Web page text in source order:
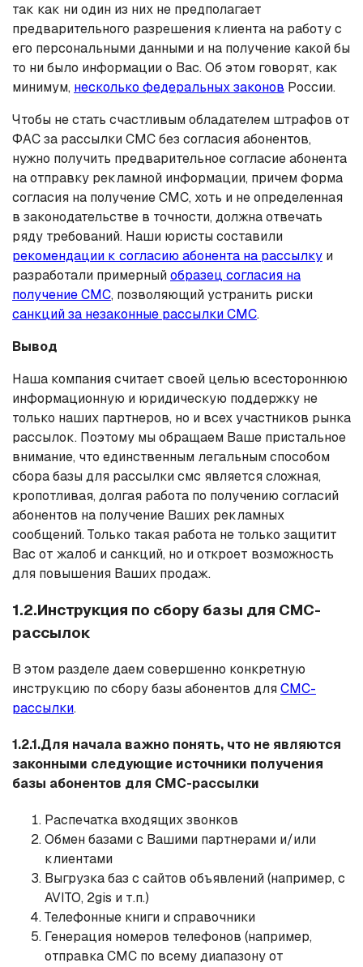
так как ни один из них не предполагает
предварительного разрешения клиента на работу с
его персональными данными и на получение какой бы
то ни было информации о Вас. Об этом говорят, как
минимум, несколько федеральных законов России.
Чтобы не стать счастливым обладателем штрафов от
ФАС за рассылки СМС без согласия абонентов,
нужно получить предварительное согласие абонента
на отправку рекламной информации, причем форма
согласия на получение СМС, хоть и не определенная
в законодательстве в точности, должна отвечать
ряду требований. Наши юристы составили
рекомендации к согласию абонента на рассылку и
разработали примерныйобразец согласия на
получение СМС, позволяющий устранить риски
санкций за незаконные рассылки СМС.
Вывод
Наша компания считает своей целью всестороннюю
информационную и юридическую поддержку не
только наших партнеров, но и всех участников рынка
рассылок. Поэтому мы обращаем Ваше пристальное
внимание, что единственным легальным способом
сбора базы для рассылки смс является сложная,
кропотливая, долгая работа по получению согласий
абонентов на получение Ваших рекламных
сообщений. Только такая работа не только защитит
Вас от жалоб и санкций, но и откроет возможность
для повышения Ваших продаж.
1.2.Инструкция по сбору базы для СМС-
рассылок
В этом разделе даем совершенно конкретную
инструкцию по сбору базы абонентов дляСМС-
рассылки.
1.2.1.Для начала важно понять, что не являются
законными следующие источники получения
базы абонентов для СМС-рассылки
Распечатка входящих звонков
Обмен базами с Вашими партнерами и/или
клиентами
Выгрузка баз с сайтов объявлений (например, с
AVITO, 2gis и т.п.)
Телефонные книги и справочники
Генерация номеров телефонов (например,
отправка СМС по всему диапазону от